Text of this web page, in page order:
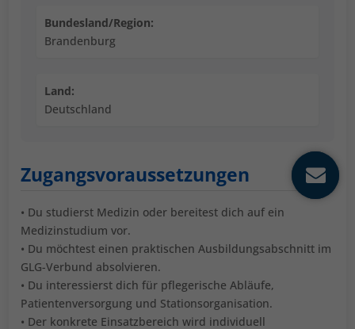
Bundesland/Region:
Brandenburg
Land:
Deutschland
Zugangsvoraussetzungen
• Du studierst Medizin oder bereitest dich auf ein
Medizinstudium vor.
• Du möchtest einen praktischen Ausbildungsabschnitt im
GLG-Verbund absolvieren.
• Du interessierst dich für pflegerische Abläufe,
Patientenversorgung und Stationsorganisation.
• Der konkrete Einsatzbereich wird individuell